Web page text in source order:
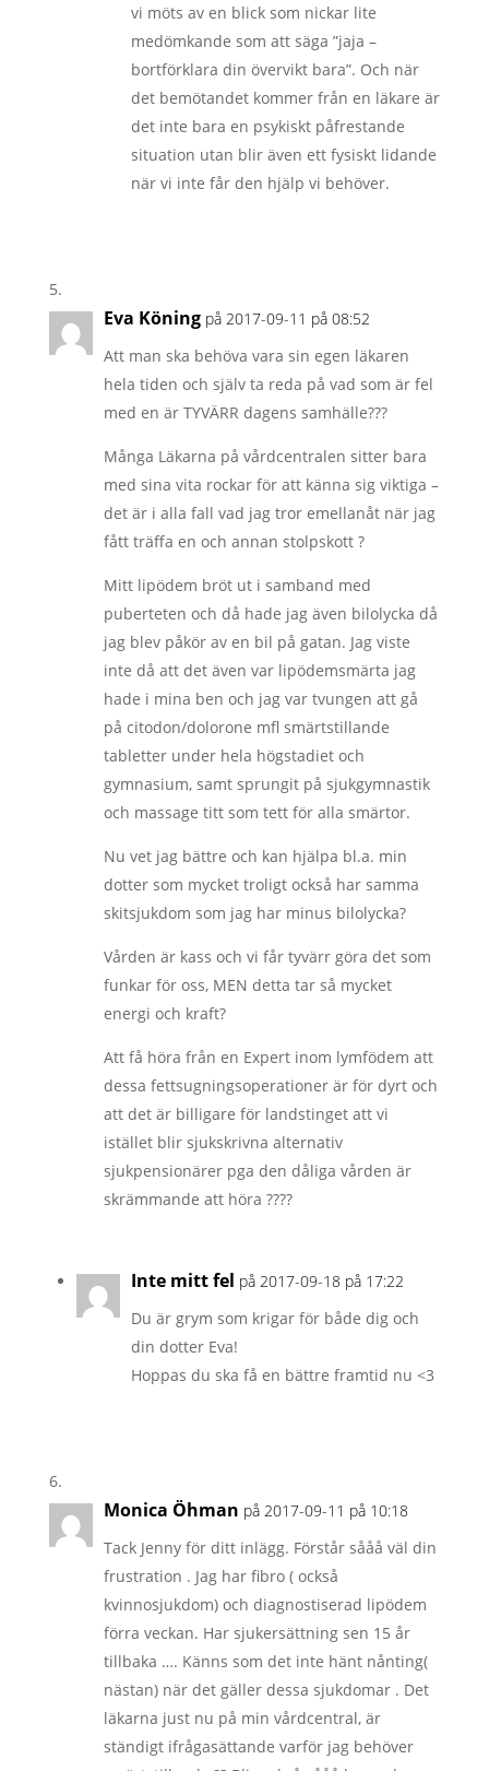
vi möts av en blick som nickar lite
medömkande som att säga ”jaja –
bortförklara din övervikt bara”. Och när
det bemötandet kommer från en läkare är
det inte bara en psykiskt påfrestande
situation utan blir även ett fysiskt lidande
när vi inte får den hjälp vi behöver.
Eva Köning på 2017-09-11 på 08:52
Att man ska behöva vara sin egen läkaren
hela tiden och själv ta reda på vad som är fel
med en är TYVÄRR dagens samhälle???
Många Läkarna på vårdcentralen sitter bara
med sina vita rockar för att känna sig viktiga –
det är i alla fall vad jag tror emellanåt när jag
fått träffa en och annan stolpskott ?
Mitt lipödem bröt ut i samband med
puberteten och då hade jag även bilolycka då
jag blev påkör av en bil på gatan. Jag viste
inte då att det även var lipödemsmärta jag
hade i mina ben och jag var tvungen att gå
på citodon/dolorone mfl smärtstillande
tabletter under hela högstadiet och
gymnasium, samt sprungit på sjukgymnastik
och massage titt som tett för alla smärtor.
Nu vet jag bättre och kan hjälpa bl.a. min
dotter som mycket troligt också har samma
skitsjukdom som jag har minus bilolycka?
Vården är kass och vi får tyvärr göra det som
funkar för oss, MEN detta tar så mycket
energi och kraft?
Att få höra från en Expert inom lymfödem att
dessa fettsugningsoperationer är för dyrt och
att det är billigare för landstinget att vi
istället blir sjukskrivna alternativ
sjukpensionärer pga den dåliga vården är
skrämmande att höra ????
Inte mitt fel på 2017-09-18 på 17:22
Du är grym som krigar för både dig och
din dotter Eva!
Hoppas du ska få en bättre framtid nu <3
Monica Öhman på 2017-09-11 på 10:18
Tack Jenny för ditt inlägg. Förstår sååå väl din
frustration . Jag har fibro ( också
kvinnosjukdom) och diagnostiserad lipödem
förra veckan. Har sjukersättning sen 15 år
tillbaka …. Känns som det inte hänt nånting(
nästan) när det gäller dessa sjukdomar . Det
läkarna just nu på min vårdcentral, är
ständigt ifrågasättande varför jag behöver